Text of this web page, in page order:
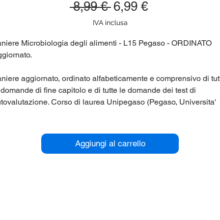
8,99 € Prezzo
regolare
6,99 €Prezzo
IVA inclusa
Microbiologia degli alimenti - L15 Pegaso - ORDINATO
aggiornato, ordinato alfabeticamente e comprensivo di
di fine capitolo e di tutte le domande dei test di
Corso di laurea Unipegaso (Pegaso, Universita'
maggiori informazioni contattaci qui sul sito (chat in basso a
oppure su Telegram nel gruppo @panieri_unipegaso.
Aggiungi al carrello